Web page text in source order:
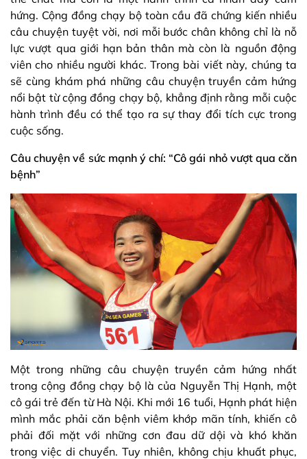
hứng. Cộng đồng chạy bộ toàn cầu đã chứng kiến nhiều
câu chuyện tuyệt vời, nơi mỗi bước chân không chỉ là nỗ
lực vượt qua giới hạn bản thân mà còn là nguồn động
viên cho nhiều người khác. Trong bài viết này, chúng ta
sẽ cùng khám phá những câu chuyện truyền cảm hứng
nổi bật từ cộng đồng chạy bộ, khẳng định rằng mỗi cuộc
hành trình đều có thể tạo ra sự thay đổi tích cực trong
cuộc sống.
Câu chuyện về sức mạnh ý chí: “Cô gái nhỏ vượt qua căn
bệnh”
Một trong những câu chuyện truyền cảm hứng nhất
trong cộng đồng chạy bộ là của Nguyễn Thị Hạnh, một
cô gái trẻ đến từ Hà Nội. Khi mới 16 tuổi, Hạnh phát hiện
mình mắc phải căn bệnh viêm khớp mãn tính, khiến cô
phải đối mặt với những cơn đau dữ dội và khó khăn
trong việc di chuyển. Tuy nhiên, không chịu khuất phục,